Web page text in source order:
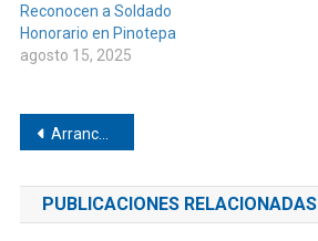
Reconocen a Soldado
Honorario en Pinotepa
agosto 15, 2025
Navegación
de
entradas
Arrancan obras 2026 en Jicayán
PUBLICACIONES RELACIONADAS